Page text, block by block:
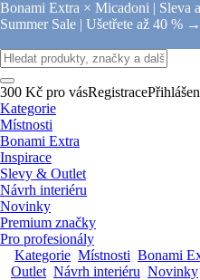
Bonami Extra × Micadoni | Sleva
Summer Sale | Ušetřete až 40 % →
300 Kč pro vásRegistrace
Kategorie
Místnosti
Bonami Extra
Inspirace
Slevy & Outlet
Návrh interiéru
Novinky
Premium značky
Pro profesionály
Kategorie Místnosti Bonami
Outlet Návrh interiéru Novinky